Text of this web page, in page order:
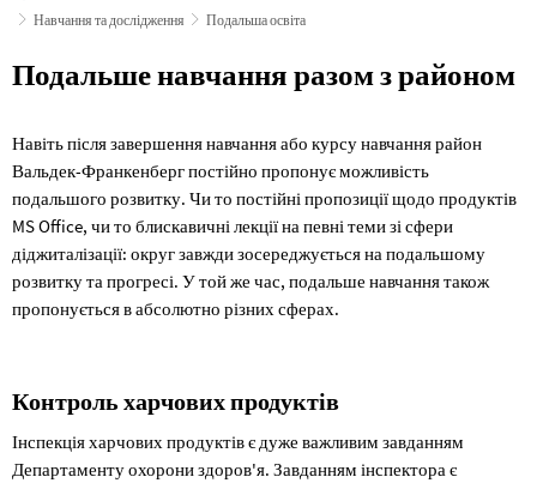
Навчання та дослідження
Подальша освіта
Подальша
Подальше навчання разом з районом
Навіть після завершення навчання або курсу навчання район
Вальдек-Франкенберг постійно пропонує можливість
подальшого розвитку. Чи то постійні пропозиції щодо продуктів
MS Office, чи то блискавичні лекції на певні теми зі сфери
діджиталізації: округ завжди зосереджується на подальшому
розвитку та прогресі. У той же час, подальше навчання також
пропонується в абсолютно різних сферах.
Контроль харчових продуктів
Інспекція харчових продуктів є дуже важливим завданням
Департаменту охорони здоров'я. Завданням інспектора є